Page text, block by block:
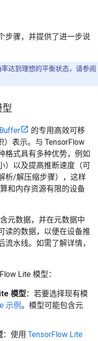
步骤，并提供了进一步说
达到理想的平衡状态，请参阅
的专用高效可移
表示。 与 TensorFlow
格式具有多种优势，例如
）以及提高推断速度（可
析/解压缩步骤），这样
和内存资源有限的设备
元数据，并在元数据中
读的数据，以便在设备推
水线。 如需了解详情，
Lite 模型：
模型：若要选择现有模
示例 。模型可能包含元
：使用 TensorFlow Lite